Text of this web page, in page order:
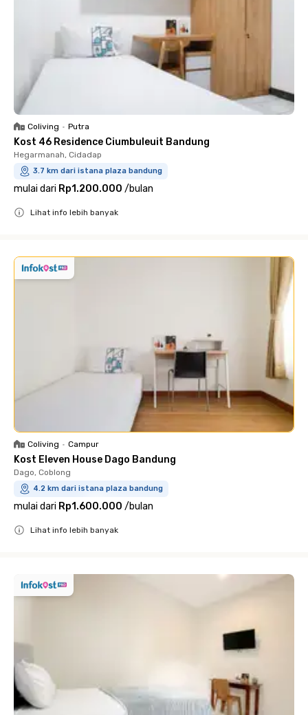
Coliving • Putra
Kost 46 Residence Ciumbuleuit Bandung
Hegarmanah, Cidadap
3.7 km dari istana plaza bandung
mulai dari Rp1.200.000 /bulan
Lihat info lebih banyak
Coliving • Campur
Kost Eleven House Dago Bandung
Dago, Coblong
4.2 km dari istana plaza bandung
mulai dari Rp1.600.000 /bulan
Lihat info lebih banyak